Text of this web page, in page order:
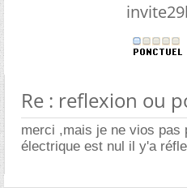
Re : reflexion ou
merci ,mais je ne vios pas
électrique est nul il y'a